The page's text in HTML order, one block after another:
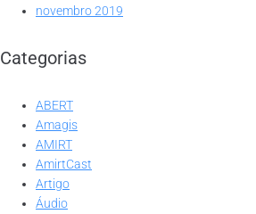
novembro 2019
Categorias
ABERT
Amagis
AMIRT
AmirtCast
Artigo
Áudio